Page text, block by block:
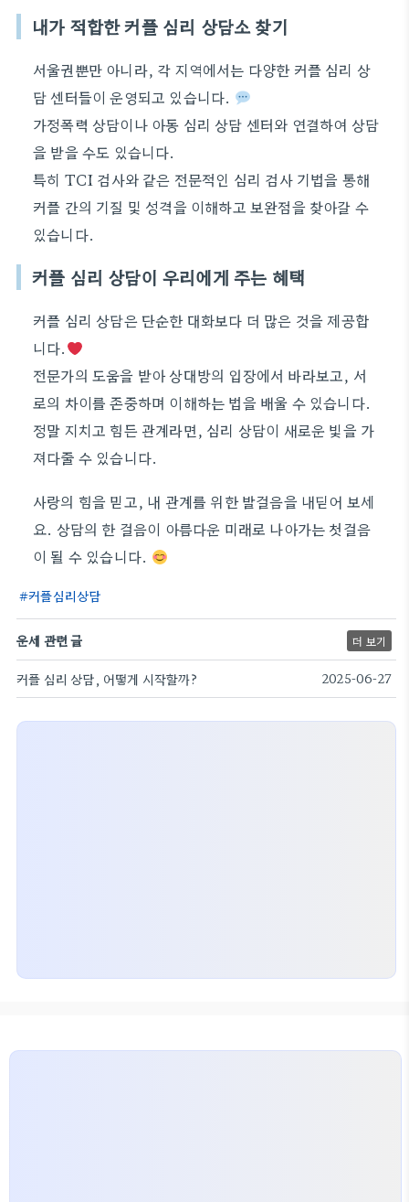
내가 적합한 커플 심리 상담소 찾기
서울권뿐만 아니라, 각 지역에서는 다양한 커플 심리 상
담 센터들이 운영되고 있습니다.
가정폭력 상담이나 아동 심리 상담 센터와 연결하여 상담
을 받을 수도 있습니다.
특히 TCI 검사와 같은 전문적인 심리 검사 기법을 통해
커플 간의 기질 및 성격을 이해하고 보완점을 찾아갈 수
있습니다.
커플 심리 상담이 우리에게 주는 혜택
커플 심리 상담은 단순한 대화보다 더 많은 것을 제공합
니다.
전문가의 도움을 받아 상대방의 입장에서 바라보고, 서
로의 차이를 존중하며 이해하는 법을 배울 수 있습니다.
정말 지치고 힘든 관계라면, 심리 상담이 새로운 빛을 가
져다줄 수 있습니다.
사랑의 힘을 믿고, 내 관계를 위한 발걸음을 내딛어 보세
요. 상담의 한 걸음이 아름다운 미래로 나아가는 첫걸음
이 될 수 있습니다.
커플심리상담
운세 관련 글 더 보기
커플 심리 상담, 어떻게 시작할까? 2025-06-27